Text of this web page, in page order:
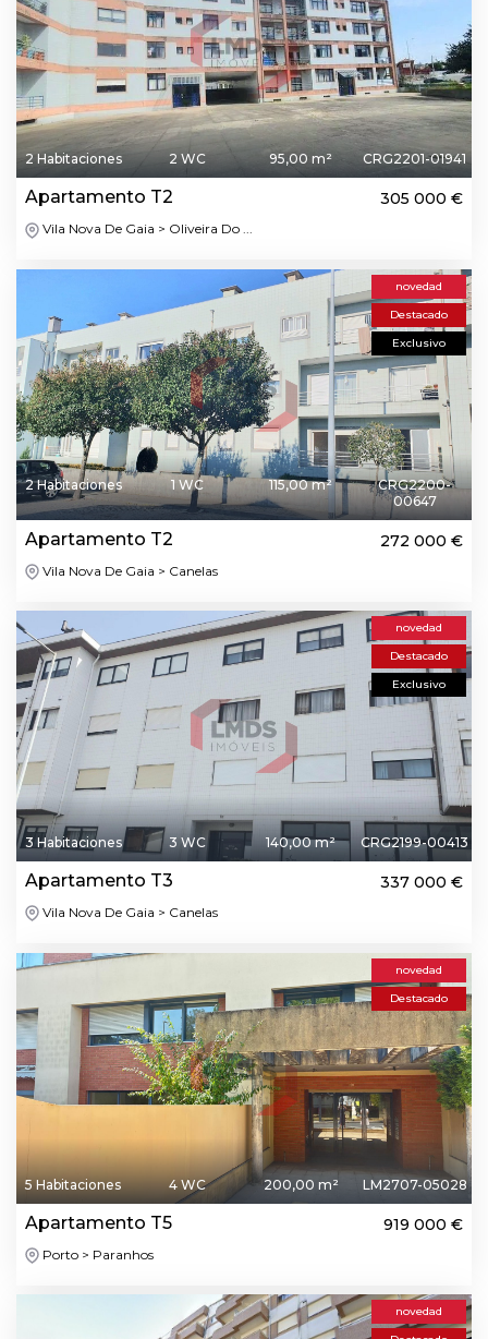
2 Habitaciones 2 WC 95,00 m² CRG2201-01941
Apartamento T2 305 000 €
Vila Nova De Gaia > Oliveira Do ...
novedad
Destacado
Exclusivo
2 Habitaciones 1 WC 115,00 m²
CRG2200-
00647
Apartamento T2 272 000 €
Vila Nova De Gaia > Canelas
novedad
Destacado
Exclusivo
3 Habitaciones 3 WC 140,00 m² CRG2199-00413
Apartamento T3 337 000 €
Vila Nova De Gaia > Canelas
novedad
Destacado
5 Habitaciones 4 WC 200,00 m² LM2707-05028
Apartamento T5 919 000 €
Porto > Paranhos
novedad